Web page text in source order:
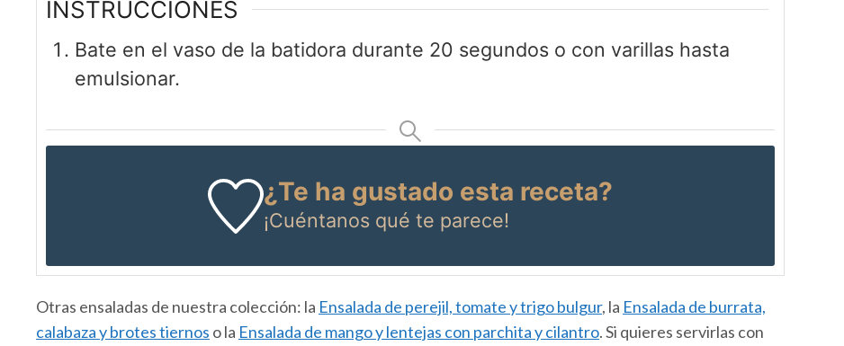
INSTRUCCIONES
Bate en el vaso de la batidora durante 20 segundos o con varillas hasta
emulsionar.
¿Te ha gustado esta receta?
¡Cuéntanosqué te parece!
Otras ensaladas de nuestra colección: la Ensalada de perejil, tomate y trigo bulgur, la Ensalada de burrata,
calabaza y brotes tiernos o la Ensalada de mango y lentejas con parchita y cilantro. Si quieres servirlas con